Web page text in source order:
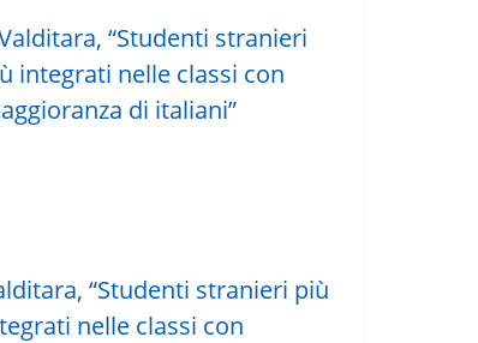
“Studenti stranieri più
nelle classi con